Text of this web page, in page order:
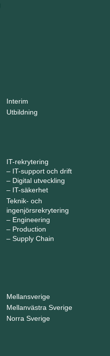
Interim
Utbildning
IT-rekrytering
– IT-support och drift
– Digital utveckling
– IT-säkerhet
Teknik- och
ingenjörsrekrytering
– Engineering
– Production
– Supply Chain
Mellansverige
Mellanvästra Sverige
Norra Sverige